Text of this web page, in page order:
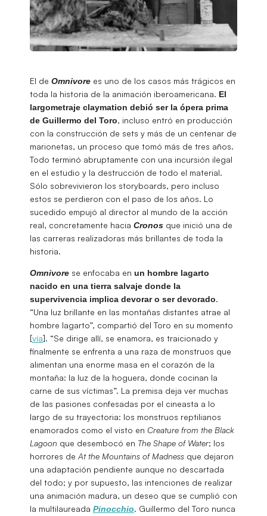
El de Omnivore es uno de los casos más trágicos en
toda la historia de la animación iberoamericana. El
largometraje claymation debió ser la ópera prima
de Guillermo del Toro, incluso entró en producción
con la construcción de sets y más de un centenar de
marionetas, un proceso que tomó más de tres años.
Todo terminó abruptamente con una incursión ilegal
en el estudio y la destrucción de todo el material.
Sólo sobrevivieron los storyboards, pero incluso
estos se perdieron con el paso de los años. Lo
sucedido empujó al director al mundo de la acción
real, concretamente hacia Cronos que inició una de
las carreras realizadoras más brillantes de toda la
historia.
Omnivore se enfocaba en un hombre lagarto
nacido en una tierra salvaje donde la
supervivencia implica devorar o ser devorado.
“Una luz brillante en las montañas distantes atrae al
hombre lagarto”, compartió del Toro en su momento
[vía]. “Se dirige allí, se enamora, es traicionado y
finalmente se enfrenta a una raza de monstruos que
alimentan una enorme masa en el corazón de la
montaña: la luz de la hoguera, donde cocinan la
carne de sus víctimas”. La premisa deja ver muchas
de las pasiones confesadas por el cineasta a lo
largo de su trayectoria: los monstruos reptilianos
enamorados como el visto en Creature from the Black
Lagoon que desembocó en The Shape of Water; los
horrores de At the Mountains of Madness que dejaron
una adaptación pendiente aunque no descartada
del todo; y por supuesto, las intenciones de realizar
una animación madura, un deseo que se cumplió con
la multilaureada Pinocchio. Guillermo del Toro nunca